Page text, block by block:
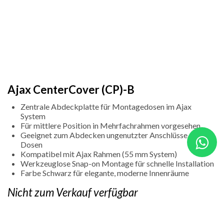
Ajax CenterCover (CP)-B
Zentrale Abdeckplatte für Montagedosen im Ajax
System
Für mittlere Position in Mehrfachrahmen vorgesehen
Geeignet zum Abdecken ungenutzter Anschlüsse oder
Dosen
Kompatibel mit Ajax Rahmen (55 mm System)
Werkzeuglose Snap-on Montage für schnelle Installation
Farbe Schwarz für elegante, moderne Innenräume
Nicht zum Verkauf verfügbar